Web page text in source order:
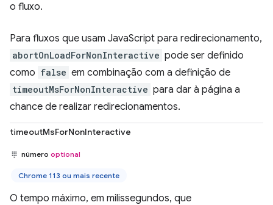
o fluxo.
Para fluxos que usam JavaScript para redirecionamento,
abortOnLoadForNonInteractive pode ser definido
como false em combinação com a definição de
timeoutMsForNonInteractive para dar à página a
chance de realizar redirecionamentos.
timeoutMsForNonInteractive
número optional
Chrome 113 ou mais recente
O tempo máximo, em milissegundos, que